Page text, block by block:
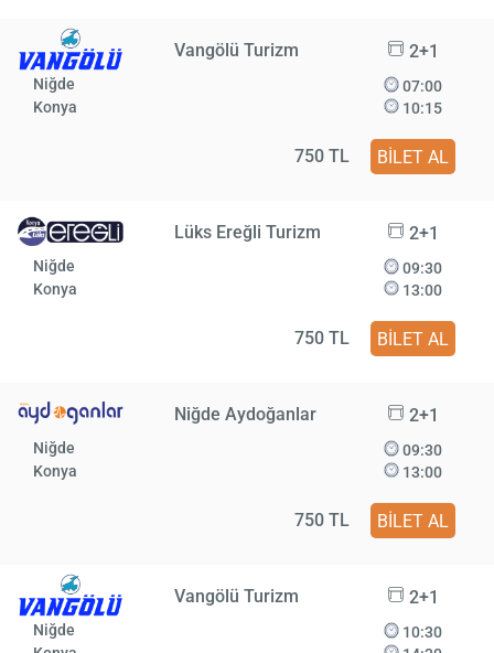
Vangölü Turizm 2+1
Niğde
Konya
07:00
10:15
750 TL BİLET AL
Lüks Ereğli Turizm 2+1
Niğde
Konya
09:30
13:00
750 TL BİLET AL
Niğde Aydoğanlar 2+1
Niğde
Konya
09:30
13:00
750 TL BİLET AL
Vangölü Turizm 2+1
Niğde
10:30